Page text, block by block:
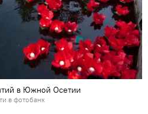
в Южной Осетии
в фотобанк